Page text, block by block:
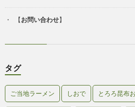
【お問い合わせ】
タグ
ご当地ラーメン しおで とろろ昆布